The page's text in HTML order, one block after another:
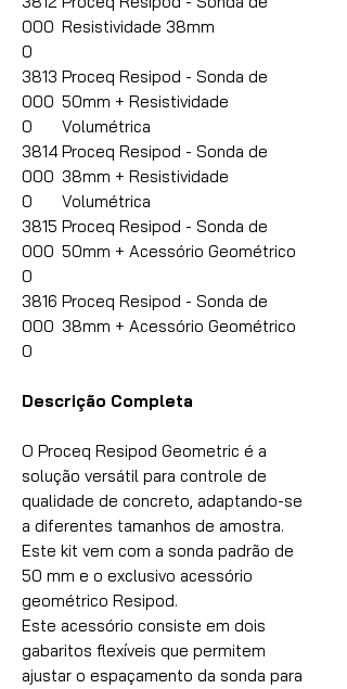
000
0
Resistividade 38mm
3813
000
0
Proceq Resipod - Sonda de
50mm + Resistividade
Volumétrica
3814
000
0
Proceq Resipod - Sonda de
38mm + Resistividade
Volumétrica
3815
000
0
Proceq Resipod - Sonda de
50mm + Acessório Geométrico
3816
000
0
Proceq Resipod - Sonda de
38mm + Acessório Geométrico
Descrição Completa
O Proceq Resipod Geometric é a
solução versátil para controle de
qualidade de concreto, adaptando-se
a diferentes tamanhos de amostra.
Este kit vem com a sonda padrão de
50 mm e o exclusivo acessório
geométrico Resipod.
Este acessório consiste em dois
gabaritos flexíveis que permitem
ajustar o espaçamento da sonda para